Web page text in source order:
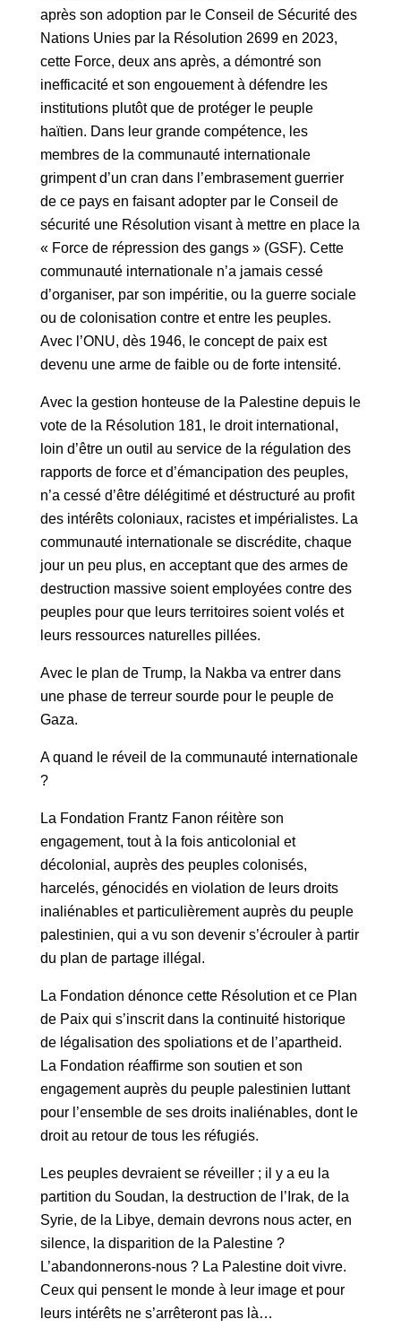
après son adoption par le Conseil de Sécurité des
Nations Unies par la Résolution 2699 en 2023,
cette Force, deux ans après, a démontré son
inefficacité et son engouement à défendre les
institutions plutôt que de protéger le peuple
haïtien. Dans leur grande compétence, les
membres de la communauté internationale
grimpent d’un cran dans l’embrasement guerrier
de ce pays en faisant adopter par le Conseil de
sécurité une Résolution visant à mettre en place la
« Force de répression des gangs » (GSF). Cette
communauté internationale n’a jamais cessé
d’organiser, par son impéritie, ou la guerre sociale
ou de colonisation contre et entre les peuples.
Avec l’ONU, dès 1946, le concept de paix est
devenu une arme de faible ou de forte intensité.
Avec la gestion honteuse de la Palestine depuis le
vote de la Résolution 181, le droit international,
loin d’être un outil au service de la régulation des
rapports de force et d’émancipation des peuples,
n’a cessé d’être délégitimé et déstructuré au profit
des intérêts coloniaux, racistes et impérialistes. La
communauté internationale se discrédite, chaque
jour un peu plus, en acceptant que des armes de
destruction massive soient employées contre des
peuples pour que leurs territoires soient volés et
leurs ressources naturelles pillées.
Avec le plan de Trump, la Nakba va entrer dans
une phase de terreur sourde pour le peuple de
Gaza.
A quand le réveil de la communauté internationale
?
La Fondation Frantz Fanon réitère son
engagement, tout à la fois anticolonial et
décolonial, auprès des peuples colonisés,
harcelés, génocidés en violation de leurs droits
inaliénables et particulièrement auprès du peuple
palestinien, qui a vu son devenir s’écrouler à partir
du plan de partage illégal.
La Fondation dénonce cette Résolution et ce Plan
de Paix qui s’inscrit dans la continuité historique
de légalisation des spoliations et de l’apartheid.
La Fondation réaffirme son soutien et son
engagement auprès du peuple palestinien luttant
pour l’ensemble de ses droits inaliénables, dont le
droit au retour de tous les réfugiés.
Les peuples devraient se réveiller ; il y a eu la
partition du Soudan, la destruction de l’Irak, de la
Syrie, de la Libye, demain devrons nous acter, en
silence, la disparition de la Palestine ?
L’abandonnerons-nous ? La Palestine doit vivre.
Ceux qui pensent le monde à leur image et pour
leurs intérêts ne s’arrêteront pas là…